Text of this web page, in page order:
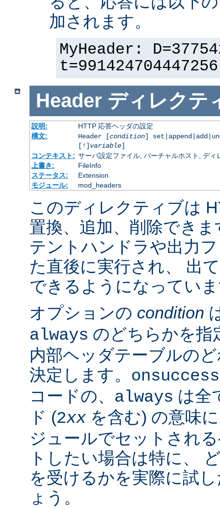
加されます。
MyHeader:
Header ディレクテ
説明:
HTTP 応答ヘッダの設定
構文:
Header [condition]
[!] variable]
コンテキスト: サーバ設定ファイル, バーチャルホスト, ディ
上書き:
FileInfo
ステータス:
Extension
モジュール:
mod_headers
このディレクティブは
置換、追加、削除でき
テントハンドラや出力
た直後に実行され、 出
できるようになってい
オプションの condition
always のどちらかを指
内部ヘッダテーブルの
決定します。 onsuccess
コードの、 always は全
ド (2xx を含む) の意味
ジュールでセットされ
トしたい場合は特に、
を受けるかを実際に試
ょう。